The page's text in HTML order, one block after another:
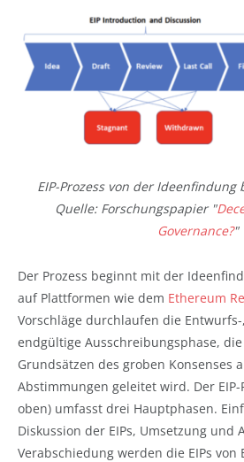
EIP-Prozess von der
Quelle: Forschungspapier "
Governance?"
Der Prozess beginnt mit der
auf Plattformen wie dem Ethereum
Vorschläge durchlaufen die
endgültige Ausschreibungsphase,
Grundsätzen des groben Konsenses
Abstimmungen geleitet wird. Der
oben) umfasst drei Hauptphasen.
Diskussion der EIPs, Umsetzung und
Verabschiedung werden die EIPs von